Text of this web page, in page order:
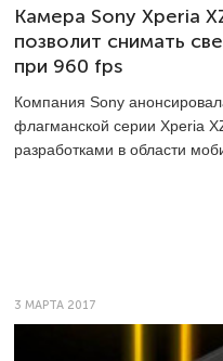
Камера Sony Xperia
позволит снимать
при 960 fps
Компания Sony
флагманской серии Xperia
разработками в области
3 МАРТА 2017